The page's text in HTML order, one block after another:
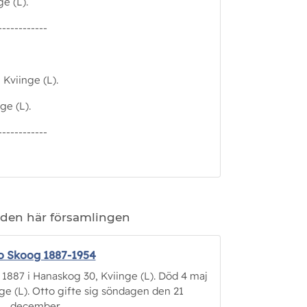
Kviinge (L).
(L).
här församlingen
Skoog 1887-1954
i Hanaskog 30, Kviinge (L). Död 4 maj
(L). Otto gifte sig söndagen den 21